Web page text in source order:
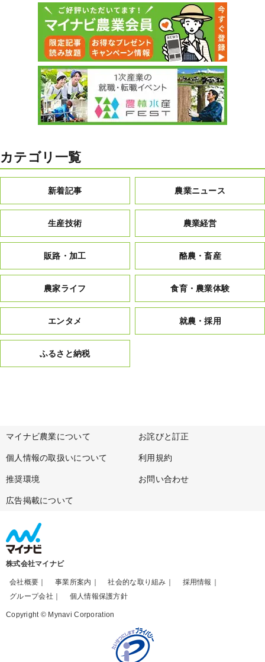
カテゴリ一覧
新着記事 農業ニュース
生産技術 農業経営
販路・加工 酪農・畜産
農家ライフ 食育・農業体験
エンタメ 就農・採用
ふるさと納税
マイナビ農業について お詫びと訂正
個人情報の取扱いについて 利用規約
推奨環境 お問い合わせ
広告掲載について
株式会社マイナビ
会社概要 事業所案内 社会的な取り組み
採用情報
グループ会社
個人情報保護方針
Copyright © Mynavi Corporation